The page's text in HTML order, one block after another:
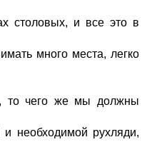
столовых, и все это в
много места, легко
то чего же мы должны
необходимой рухляди,